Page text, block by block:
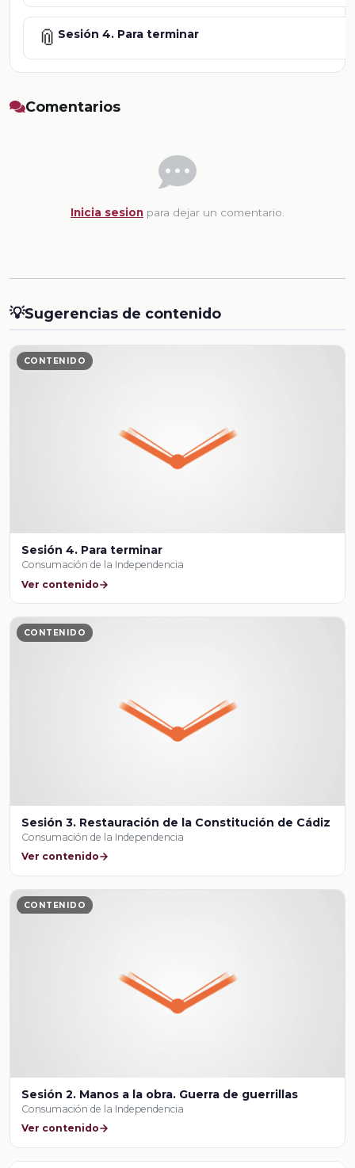
📎 Sesión 4. Para terminar
Comentarios
Inicia sesion para dejar un comentario.
💡Sugerencias de contenido
CONTENIDO
Sesión 4. Para terminar
Consumación de la Independencia
Ver contenido
CONTENIDO
Sesión 3. Restauración de la Constitución de Cádiz
Consumación de la Independencia
Ver contenido
CONTENIDO
Sesión 2. Manos a la obra. Guerra de guerrillas
Consumación de la Independencia
Ver contenido